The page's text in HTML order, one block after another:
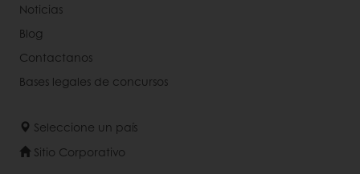
Noticias
Blog
Contactanos
Bases legales de concursos
Seleccione un país
Sitio Corporativo